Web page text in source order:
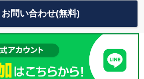
お問い合わせ(無料)